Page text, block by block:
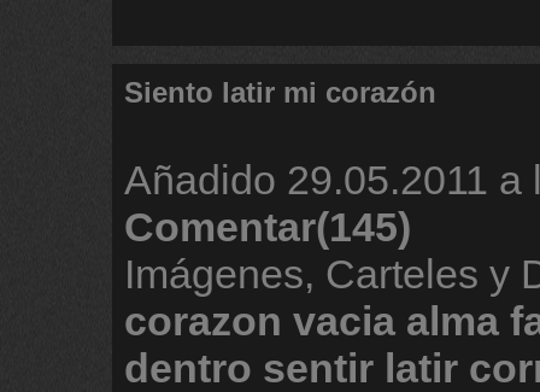
Siento latir mi corazón
Añadido 29.05.2011 a
Comentar(145)
Imágenes, Carteles y
corazon vacia alma
dentro sentir latir